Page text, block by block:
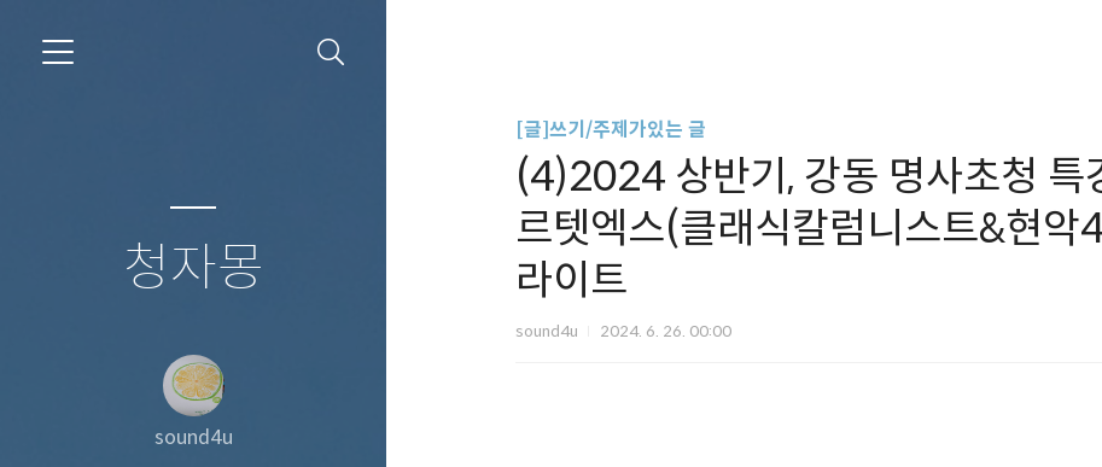
청자몽
sound4u
[글]쓰기/주제가있는 글
(4)2024 상반기, 강동 명사초청
르텟엑스(클래식칼럼니스트&현악
라이트
sound4u 2024. 6. 26. 00:00